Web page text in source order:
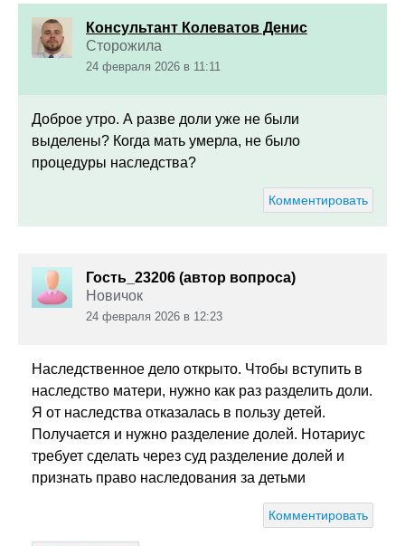
Консультант Колеватов Денис
Сторожила
24 февраля 2026 в 11:11
Доброе утро. А разве доли уже не были
выделены? Когда мать умерла, не было
процедуры наследства?
Комментировать
Гость_23206 (автор вопроса)
Новичок
24 февраля 2026 в 12:23
Наследственное дело открыто. Чтобы вступить в
наследство матери, нужно как раз разделить доли.
Я от наследства отказалась в пользу детей.
Получается и нужно разделение долей. Нотариус
требует сделать через суд разделение долей и
признать право наследования за детьми
Комментировать